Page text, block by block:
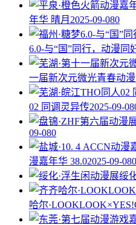
年华 晴月 2025-09-080
6.0-与“国”同行，动漫同
一届新次元微光青春动
02 同调灵异传2025-09-08
09-080
漫嘉年华 38.02025-09-080
绥
哈尔